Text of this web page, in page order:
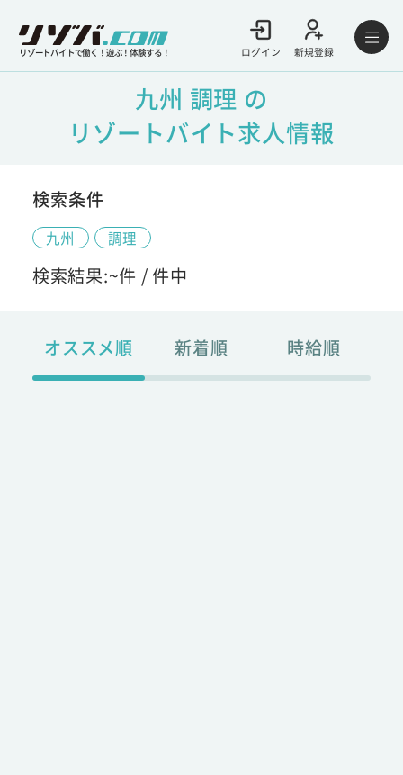
リゾートバイトで働く！遊ぶ！体験する！ ログイン 新規登録
九州 調理 の
リゾートバイト求人情報
検索条件
九州 調理
検索結果:~件 /件中
オススメ順 新着順 時給順